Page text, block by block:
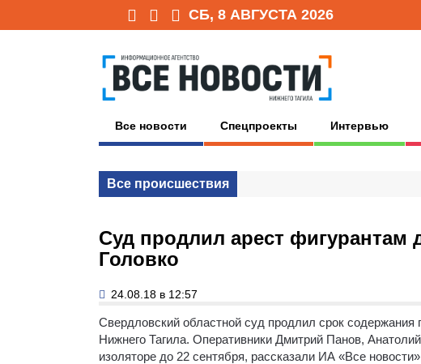
СБ, 8 АВГУСТА 2026
Все новости Спецпроекты Интервью
Все происшествия
Суд продлил арест фигурантам
Головко
24.08.18 в 12:57
Свердловский областной суд продлил срок
Нижнего Тагила. Оперативники Дмитрий Панов,
изоляторе до 22 сентября, рассказали ИА «Все